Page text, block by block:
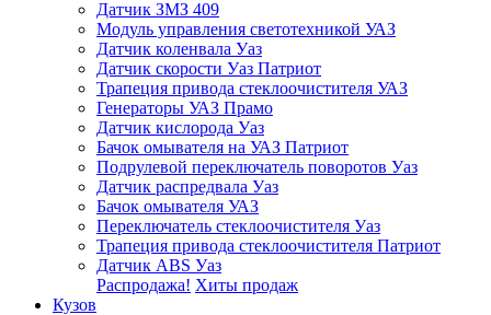
Датчик ЗМЗ 409
Модуль управления светотехникой УАЗ
Датчик коленвала Уаз
Датчик скорости Уаз Патриот
Трапеция привода стеклоочистителя УАЗ
Генераторы УАЗ Прамо
Датчик кислорода Уаз
Бачок омывателя на УАЗ Патриот
Подрулевой переключатель поворотов Уаз
Датчик распредвала Уаз
Бачок омывателя УАЗ
Переключатель стеклоочистителя Уаз
Трапеция привода стеклоочистителя Патриот
Датчик ABS Уаз
Распродажа! Хиты продаж
Кузов